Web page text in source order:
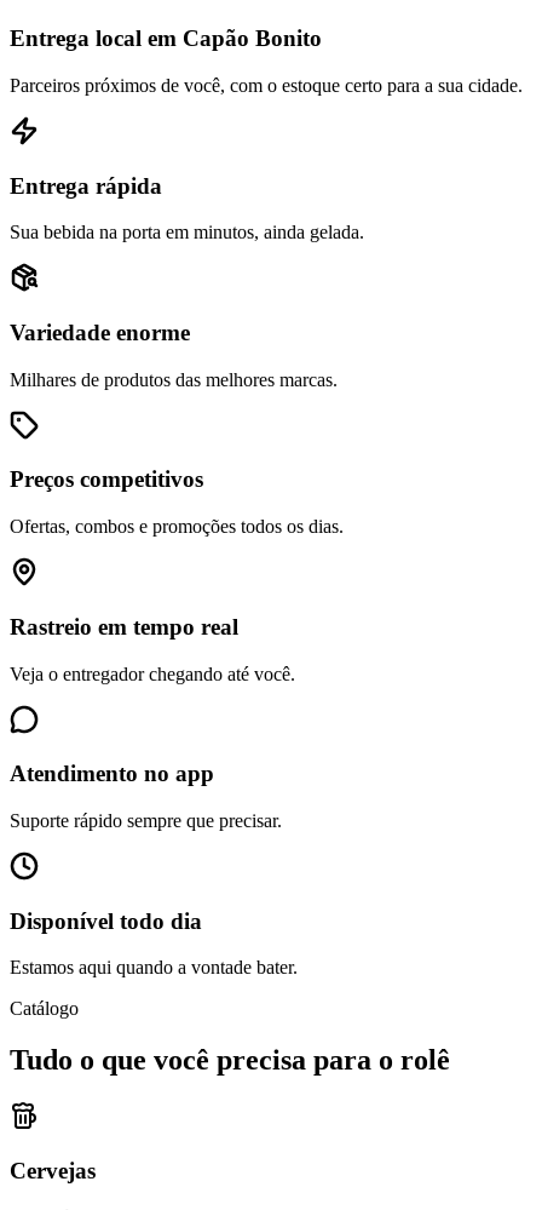
Entrega local em Capão Bonito
Parceiros próximos de você, com o estoque certo para a sua cidade.
Entrega rápida
Sua bebida na porta em minutos, ainda gelada.
Variedade enorme
Milhares de produtos das melhores marcas.
Preços competitivos
Ofertas, combos e promoções todos os dias.
Rastreio em tempo real
Veja o entregador chegando até você.
Atendimento no app
Suporte rápido sempre que precisar.
Disponível todo dia
Estamos aqui quando a vontade bater.
Catálogo
Tudo o que você precisa para o rolê
Cervejas